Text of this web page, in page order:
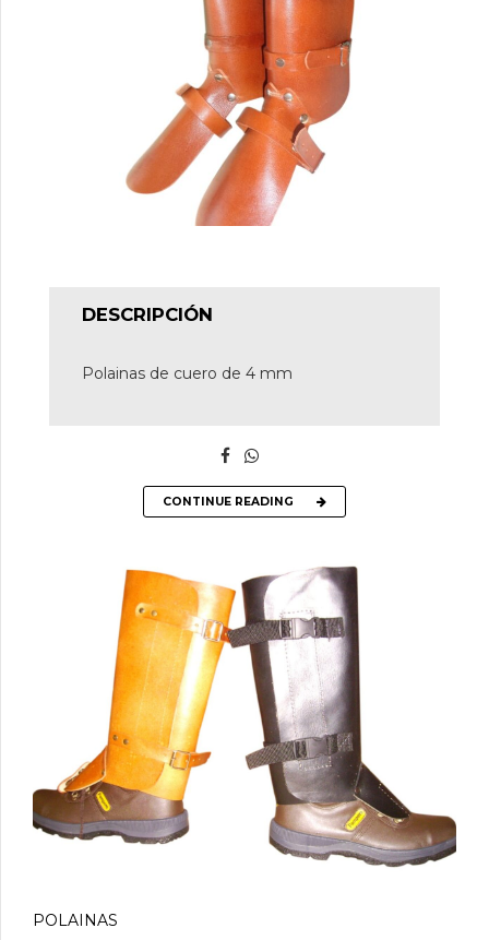
DESCRIPCIÓN
Polainas de cuero de 4 mm
CONTINUE READING
POLAINAS